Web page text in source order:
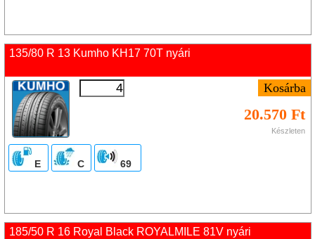
135/80 R 13 Kumho KH17 70T nyári
20.570 Ft
Készleten
E C 69
185/50 R 16 Royal Black ROYALMILE 81V nyári